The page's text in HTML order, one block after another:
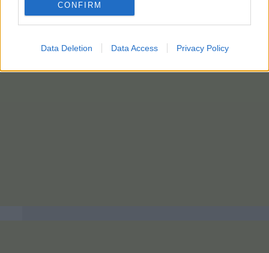
CONFIRM
Data Deletion Data Access Privacy Policy